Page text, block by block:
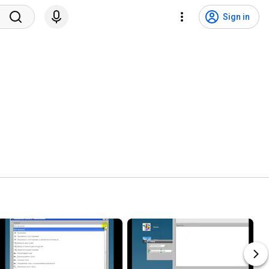
Sign in